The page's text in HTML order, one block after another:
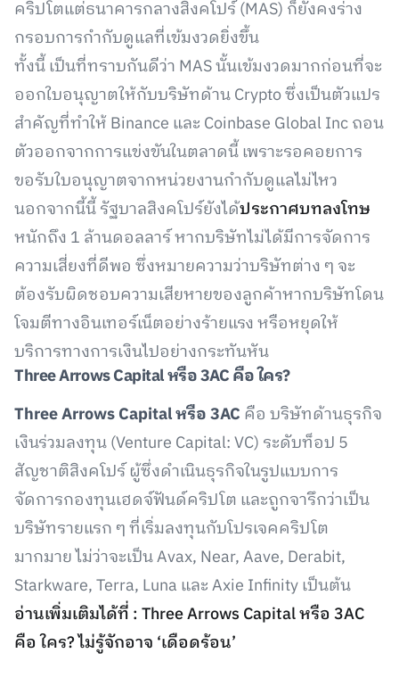
คริปโตแต่ธนาคารกลางสิงคโปร์ (MAS) ก็ยังคงร่าง
กรอบการกำกับดูแลที่เข้มงวดยิ่งขึ้น
ทั้งนี้ เป็นที่ทราบกันดีว่า MAS นั้นเข้มงวดมากก่อนที่จะ
ออกใบอนุญาตให้กับบริษัทด้าน Crypto ซึ่งเป็นตัวแปร
สำคัญที่ทำให้ Binance และ Coinbase Global Inc ถอน
ตัวออกจากการแข่งขันในตลาดนี้ เพราะรอคอยการ
ขอรับใบอนุญาตจากหน่วยงานกำกับดูแลไม่ไหว
นอกจากนี้นี้ รัฐบาลสิงคโปร์ยังได้ประกาศบทลงโทษ
หนักถึง 1 ล้านดอลลาร์ หากบริษัทไม่ได้มีการจัดการ
ความเสี่ยงที่ดีพอ ซึ่งหมายความว่าบริษัทต่าง ๆ จะ
ต้องรับผิดชอบความเสียหายของลูกค้าหากบริษัทโดน
โจมตีทางอินเทอร์เน็ตอย่างร้ายแรง หรือหยุดให้
บริการทางการเงินไปอย่างกระทันหัน
Three Arrows Capitalหรือ 3ACคือ ใคร?
Three Arrows Capital หรือ 3AC คือ บริษัทด้านธุรกิจ
เงินร่วมลงทุน (Venture Capital: VC) ระดับท็อป 5
สัญชาติสิงคโปร์ ผู้ซึ่งดำเนินธุรกิจในรูปแบบการ
จัดการกองทุนเฮดจ์ฟันด์คริปโต และถูกจารึกว่าเป็น
บริษัทรายแรก ๆ ที่เริ่มลงทุนกับโปรเจคคริปโต
มากมาย ไม่ว่าจะเป็น Avax, Near, Aave, Derabit,
Starkware, Terra, Luna และ Axie Infinity เป็นต้น
อ่านเพิ่มเติมได้ที่ : Three Arrows Capital หรือ 3AC
คือ ใคร? ไม่รู้จักอาจ ‘เดือดร้อน’